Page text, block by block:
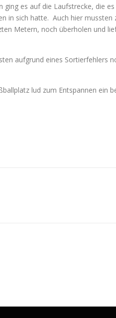
es auf die Laufstrecke, die
in sich hatte. Auch hier mussten
Metern, noch überholen und
aufgrund eines Sortierfehlers
lud zum Entspannen ein